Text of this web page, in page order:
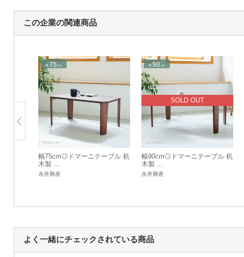
この企業の関連商品
幅75cm◎ドマーニテーブル 机
木製 ...
永井興産
SOLD OUT
幅90cm◎ドマーニテーブル 机
木製 ...
永井興産
よく一緒にチェックされている商品